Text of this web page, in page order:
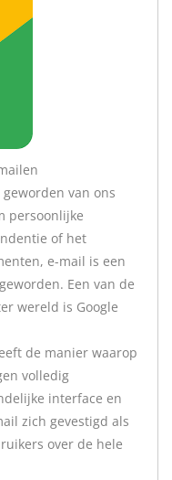
van ons
persoonlijke
of het
e-mail is een
Een van de
wereld is Google
de manier waarop
volledig
interface en
zich gevestigd als
over de hele